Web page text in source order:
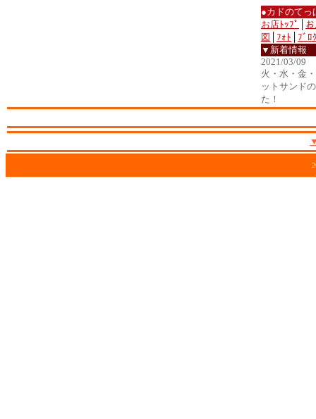
●カドのて
お店ﾄｯﾌﾟ
図
ﾌｫﾄ
ﾌﾞﾛ
▼新着情報
2021/03/09
火・水・金
ットサンド
た！